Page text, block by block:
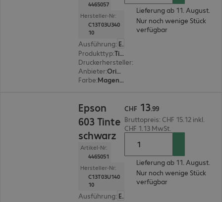
4465057
Hersteller-Nr:
C13T03U340
10
Ausführung:
Europäisch
Produkttyp:
Tinte
Druckerhersteller:
Anbieter:
Original
Farbe: Magenta
Lieferung ab 11. August.
Nur noch wenige Stück
verfügbar
Epson
603 Tinte
schwarz
Artikel-Nr:
4465051
Hersteller-Nr:
C13T03U140
10
Ausführung:
Europäisch
CHF 13.99
Bruttopreis: CHF 15.12 inkl.
CHF 1.13 MwSt.
Lieferung ab 11. August.
Nur noch wenige Stück
verfügbar